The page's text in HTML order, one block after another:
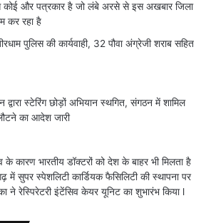
कोई और पत्रकार है जो लंबे अरसे से इस अखबार जिला
कर रहा है
पुलिस की कार्यवाही, 32 पौवा अंग्रेजी शराब सहित
द्वारा स्टेरिंग छोड़ों अभियान स्थगित, संगठन में शामिल
का आदेश जारी
के कारण भारतीय डॉक्टरों को देश के बाहर भी मिलता है
में सुपर स्पेशलिटी कार्डियक फैसिलिटी की स्थापना पर
ने रेस्पिरेटरी इंटेंसिव केयर यूनिट का शुभारंभ किया l